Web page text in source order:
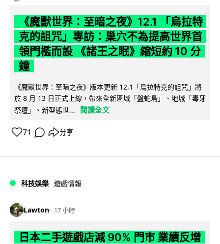
《魔獸世界：至暗之夜》12.1 「烏拉特
克的詛咒」專訪：巢穴不為提高世界首
領門檻而設 《諸王之眠》縮短約 10 分
鐘
《魔獸世界：至暗之夜》版本更新 12.1「烏拉特克的詛咒」將
於 8 月 13 日正式上線，帶來全新區域「盤蛇島」、地城「毒牙
祭壇」、新型態世...
閱讀全文
71 分享
科技娛樂 遊戲情報
Lawton 17 小時
日本二手遊戲店減 90% 門市 業績反增